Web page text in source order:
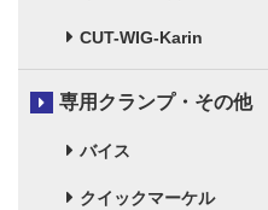
CUT-WIG-Karin
専用クランプ・その他
バイス
クイックマーケル